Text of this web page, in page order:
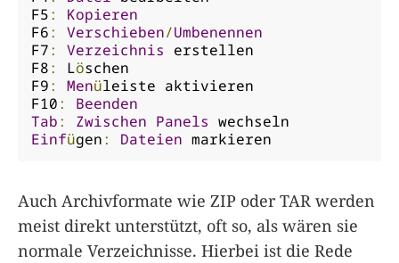
F5:
Kopieren
F6: Verschieben/Umbenennen
F7: Verzeichnis erstellen
F8: Löschen
F9: Menüleiste aktivieren
F10:
Beenden
Tab: Zwischen Panels
Einfügen: Dateien markieren
Auch Archivformate wie ZIP oder TAR werden
meist direkt unterstützt, oft so, als wären sie
normale Verzeichnisse. Hierbei ist die Rede